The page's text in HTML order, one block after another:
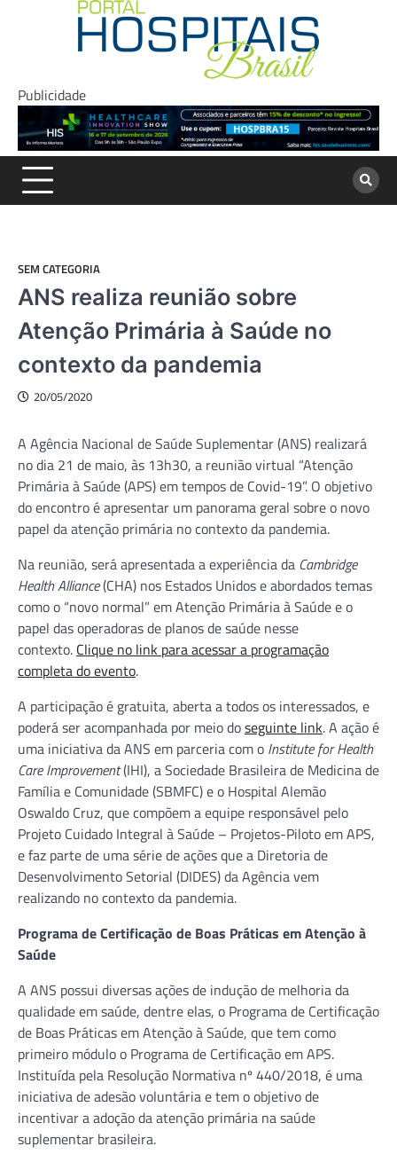
Publicidade
SEM CATEGORIA
ANS realiza reunião sobre
Atenção Primária à Saúde no
contexto da pandemia
20/05/2020
A Agência Nacional de Saúde Suplementar (ANS) realizará
no dia 21 de maio, às 13h30, a reunião virtual “Atenção
Primária à Saúde (APS) em tempos de Covid-19”. O objetivo
do encontro é apresentar um panorama geral sobre o novo
papel da atenção primária no contexto da pandemia.
Na reunião, será apresentada a experiência da Cambridge
Health Alliance(CHA) nos Estados Unidos e abordados temas
como o “novo normal” em Atenção Primária à Saúde e o
papel das operadoras de planos de saúde nesse
contexto. Clique no link para acessar a programação
completa do evento.
A participação é gratuita, aberta a todos os interessados, e
poderá ser acompanhada por meio doseguinte link. A ação é
uma iniciativa da ANS em parceria com o Institute for Health
Care Improvement(IHI), a Sociedade Brasileira de Medicina de
Família e Comunidade (SBMFC) e o Hospital Alemão
Oswaldo Cruz, que compõem a equipe responsável pelo
Projeto Cuidado Integral à Saúde – Projetos-Piloto em APS,
e faz parte de uma série de ações que a Diretoria de
Desenvolvimento Setorial (DIDES) da Agência vem
realizando no contexto da pandemia.
Programa de Certificação de Boas Práticas em Atenção à
Saúde
A ANS possui diversas ações de indução de melhoria da
qualidade em saúde, dentre elas, o Programa de Certificação
de Boas Práticas em Atenção à Saúde, que tem como
primeiro módulo o Programa de Certificação em APS.
Instituída pela Resolução Normativa nº 440/2018, é uma
iniciativa de adesão voluntária e tem o objetivo de
incentivar a adoção da atenção primária na saúde
suplementar brasileira.